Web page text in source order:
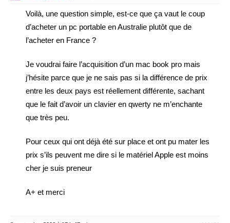
Voilà, une question simple, est-ce que ça vaut le coup
d’acheter un pc portable en Australie plutôt que de
l’acheter en France ?
Je voudrai faire l’acquisition d’un mac book pro mais
j’hésite parce que je ne sais pas si la différence de prix
entre les deux pays est réellement différente, sachant
que le fait d’avoir un clavier en qwerty ne m’enchante
que très peu.
Pour ceux qui ont déjà été sur place et ont pu mater les
prix s’ils peuvent me dire si le matériel Apple est moins
cher je suis preneur
A+ et merci